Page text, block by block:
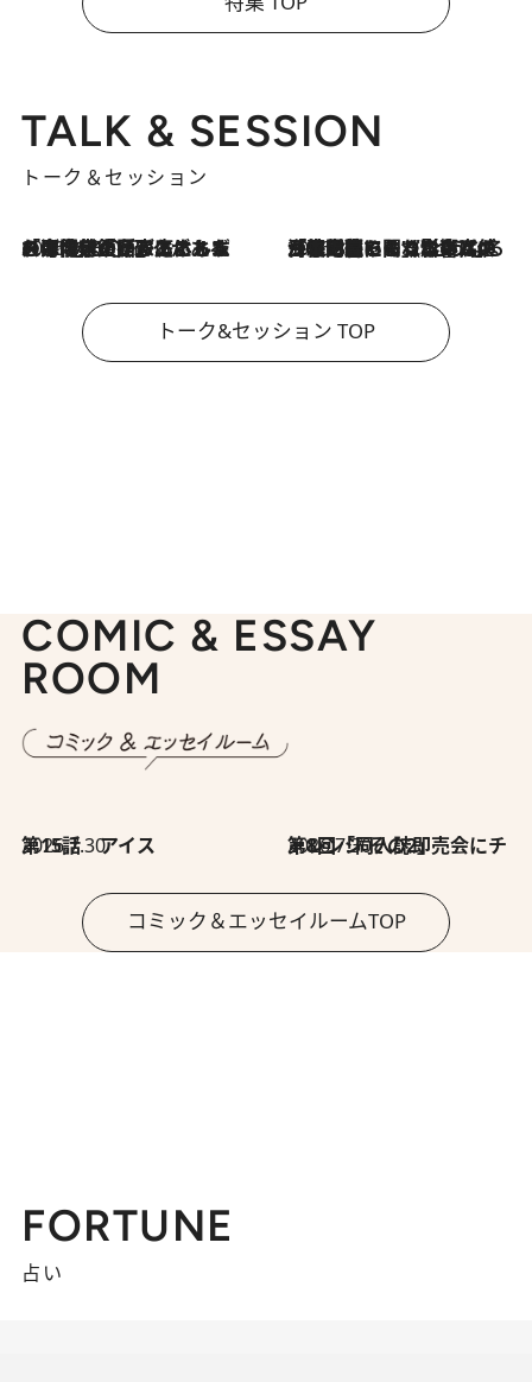
TALK & SESSION
トーク＆セッション
2026.8.3
「今後値上げがあるとすれば…」「リスクがあるのは今年の冬」エネルギー専門家が語る、ホルムズ海峡封鎖が家庭にもたらす“ある心配” 2026.8.3
「住宅建てられない…」「サーチャージ料の高値が続いている」ホルムズ海峡封鎖による影響はいつまで続く？《エネルギー専門家に聞く“どうなる日本の暮らし”》
トーク&セッション TOP
COMIC & ESSAY
ROOM
2026.7.30
第15話 アイス 2026.7.30
第8回「同人誌即売会にチャレンジ その2」
コミック＆エッセイルームTOP
FORTUNE
占い